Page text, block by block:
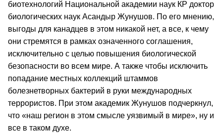
биотехнологий Национальной академии наук КР доктор
биологических наук Асандыр Жунушов. По его мнению,
выгоды для канадцев в этом никакой нет, а все, к чему
они стремятся в рамках означенного соглашения,
исключительно с целью повышения биологической
безопасности во всем мире. А также чтобы исключить
попадание местных коллекций штаммов
болезнетворных бактерий в руки международных
террористов. При этом академик Жунушов подчеркнул,
что «наш регион в этом смысле уязвимый в мире», ну и
все в таком духе.